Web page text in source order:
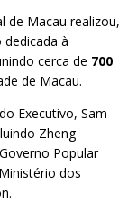
de Macau realizou,
à
cerca de 700
de Macau.
Executivo, Sam
Zheng
Popular
dos